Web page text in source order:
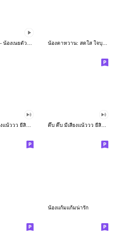
น้องตาหวาน: สดใส ใจบุญ (สีพาสเทล)
ดึ๊บ ดึ๊บ มีเสียงแน้ววว ยี่สิบเจ็ด ดึ๊บ ดึ๊บ มีเสียงแน้ววว ยี่สิบหก
น้องแก้มแก้มน่ารัก